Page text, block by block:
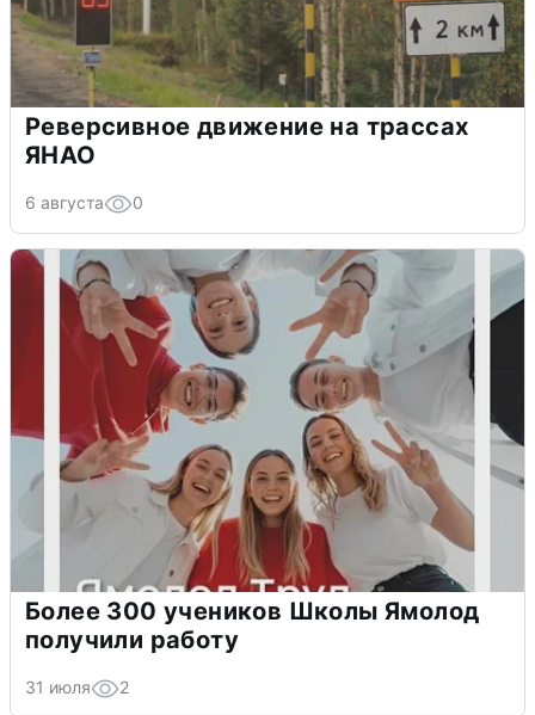
Реверсивное движение на трассах
ЯНАО
6 августа 0
Более 300 учеников Школы Ямолод
получили работу
31 июля 2